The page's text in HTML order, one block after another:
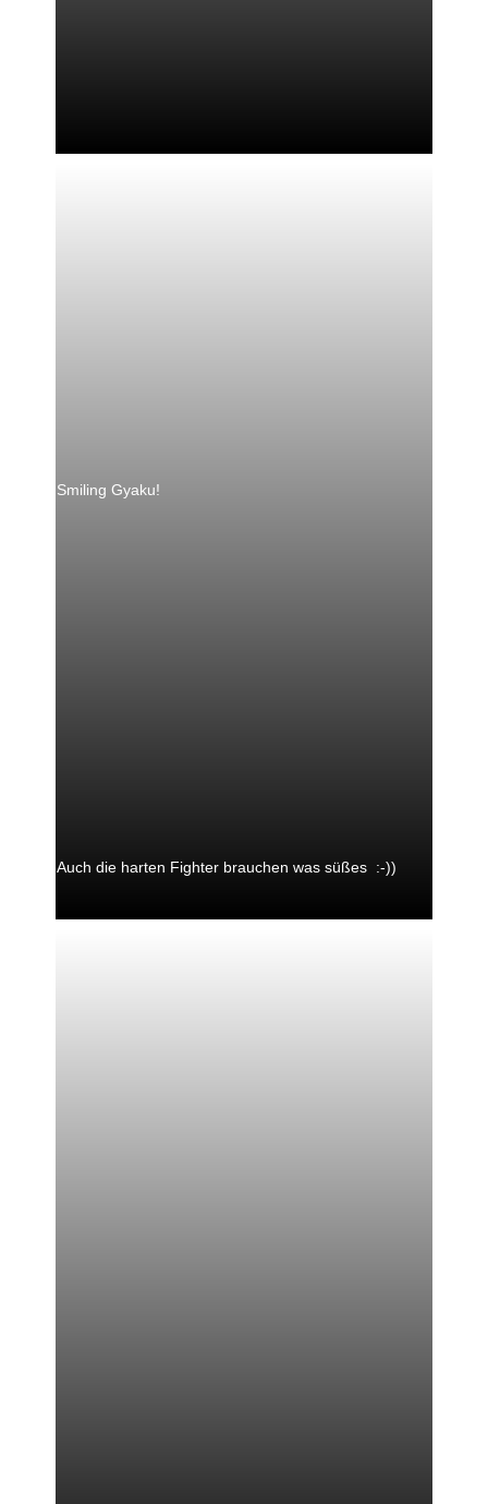
Smiling Gyaku!
Auch die harten Fighter brauchen was süßes :-))